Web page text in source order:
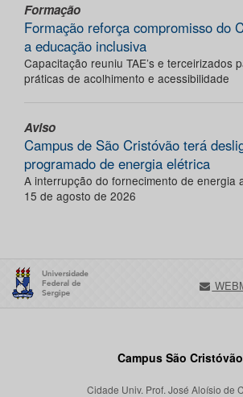
Formação
Formação reforça compromisso do
a educação inclusiva
Capacitação reuniu TAE’s e terceirizados
práticas de acolhimento e acessibilidade
Aviso
Campus de São Cristóvão terá
programado de energia elétrica
A interrupção do fornecimento de energia
15 de agosto de 2026
Campus São Cristóvão
Cidade Univ. Prof. José Aloísio de